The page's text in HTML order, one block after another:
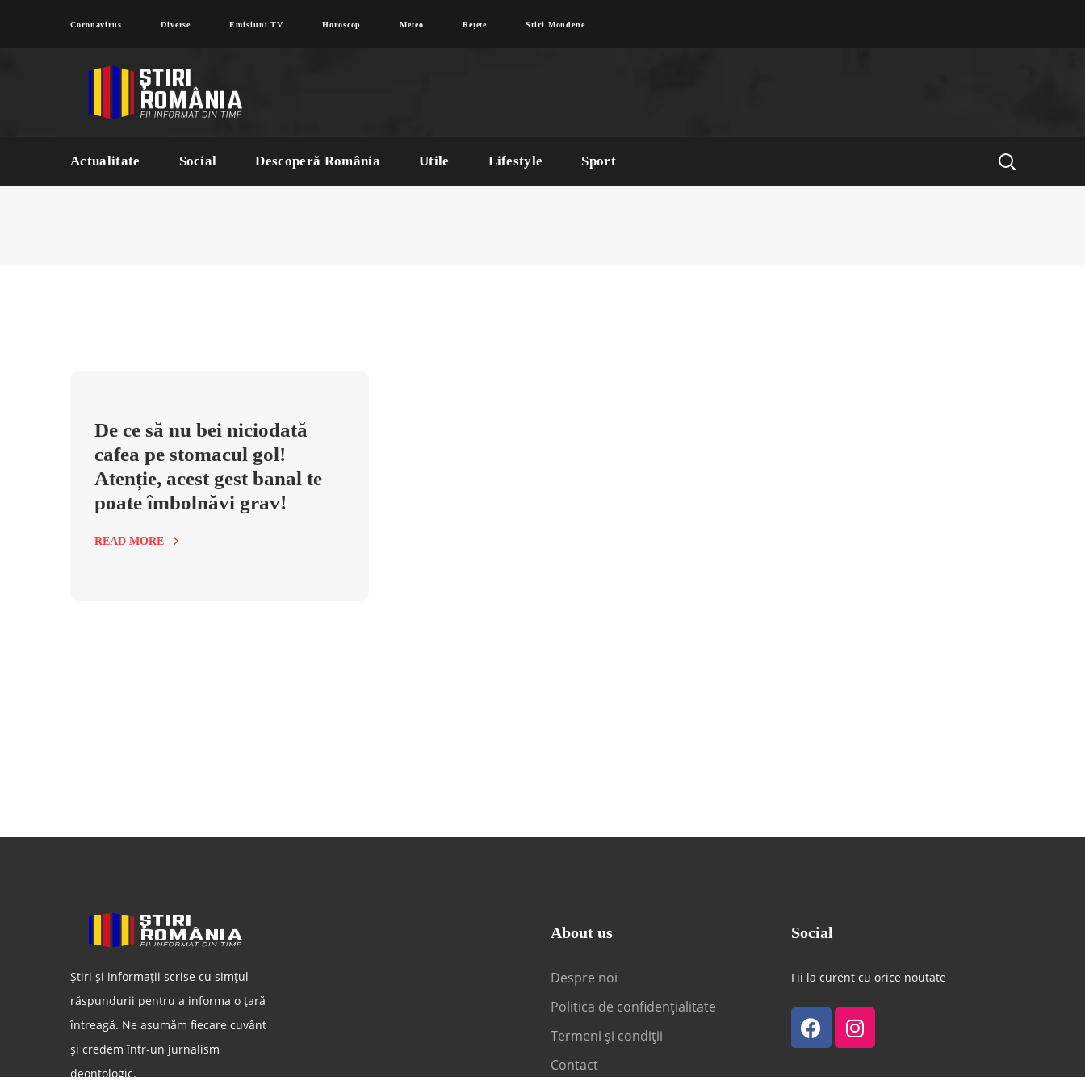
Coronavirus Diverse Emisiuni TV Horoscop Meteo Rețete Stiri Mondene
Actualitate Social Descoperă România Utile Lifestyle Sport
De ce să nu bei niciodată
cafea pe stomacul gol!
Atenție, acest gest banal te
poate îmbolnăvi grav!
READ MORE
Știri și informații scrise cu simțul
răspundurii pentru a informa o țară
întreagă. Ne asumăm fiecare cuvânt
și credem într-un jurnalism
deontologic.
About us
Despre noi
Politica de confidențialitate
Termeni și condiții
Contact
Social
Fii la curent cu orice noutate